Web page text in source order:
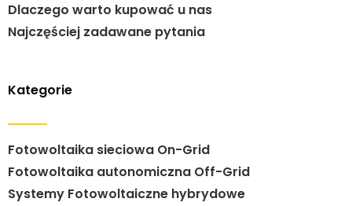
Dlaczego warto kupować u nas
Najczęściej zadawane pytania
Kategorie
Fotowoltaika sieciowa On-Grid
Fotowoltaika autonomiczna Off-Grid
Systemy Fotowoltaiczne hybrydowe